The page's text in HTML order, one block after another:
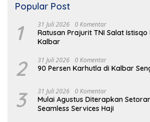
Popular Post
1 31 Juli 2026 0 Komentar
Ratusan Prajurit TNI Salat Istisqo
Kalbar
2 31 Juli 2026 0 Komentar
90 Persen Karhutla di Kalbar
3 31 Juli 2026 0 Komentar
Mulai Agustus Diterapkan
Seamless Services Haji